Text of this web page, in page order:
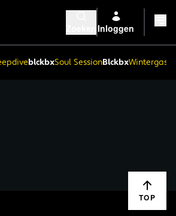
Inloggen
blckbxSoul SessionBlckbx
TOP